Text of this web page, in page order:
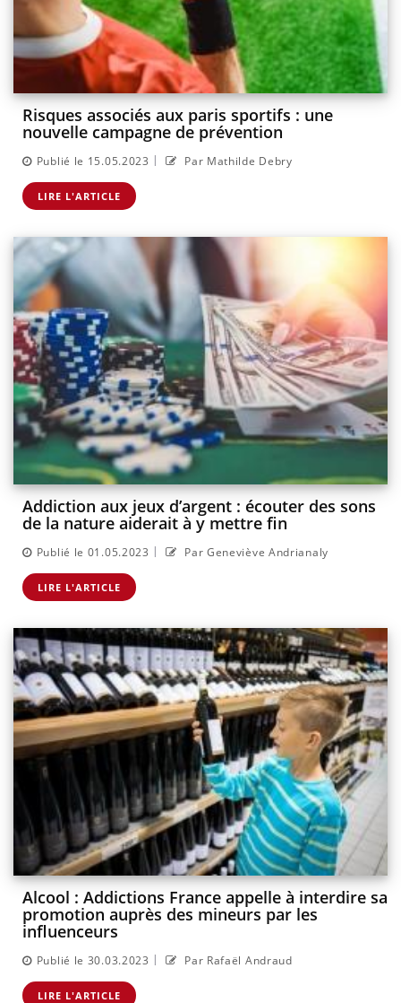
Risques associés aux paris sportifs : une
nouvelle campagne de prévention
Publié le 15.05.2023 | Par Mathilde Debry
LIRE L'ARTICLE
Addiction aux jeux d’argent : écouter des sons
de la nature aiderait à y mettre fin
Publié le 01.05.2023 | Par Geneviève Andrianaly
LIRE L'ARTICLE
Alcool : Addictions France appelle à interdire sa
promotion auprès des mineurs par les
influenceurs
Publié le 30.03.2023 | Par Rafaël Andraud
LIRE L'ARTICLE